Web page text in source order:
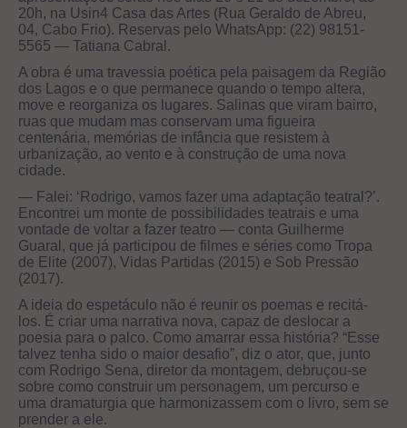
20h, na Usin4 Casa das Artes (Rua Geraldo de Abreu,
04, Cabo Frio). Reservas pelo WhatsApp: (22) 98151-
5565 — Tatiana Cabral.
A obra é uma travessia poética pela paisagem da Região
dos Lagos e o que permanece quando o tempo altera,
move e reorganiza os lugares. Salinas que viram bairro,
ruas que mudam mas conservam uma figueira
centenária, memórias de infância que resistem à
urbanização, ao vento e à construção de uma nova
cidade.
— Falei: ‘Rodrigo, vamos fazer uma adaptação teatral?’.
Encontrei um monte de possibilidades teatrais e uma
vontade de voltar a fazer teatro — conta Guilherme
Guaral, que já participou de filmes e séries como Tropa
de Elite (2007), Vidas Partidas (2015) e Sob Pressão
(2017).
A ideia do espetáculo não é reunir os poemas e recitá-
los. É criar uma narrativa nova, capaz de deslocar a
poesia para o palco. Como amarrar essa história? “Esse
talvez tenha sido o maior desafio”, diz o ator, que, junto
com Rodrigo Sena, diretor da montagem, debruçou-se
sobre como construir um personagem, um percurso e
uma dramaturgia que harmonizassem com o livro, sem se
prender a ele.